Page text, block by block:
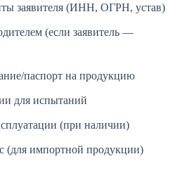
заявителя (ИНН, ОГРН, устав)
(если заявитель —
паспорт на продукцию
для испытаний
(при наличии)
(для импортной продукции)